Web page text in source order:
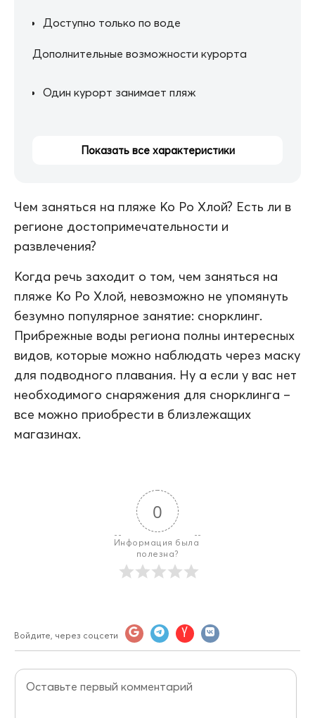
Доступно только по воде
Дополнительные возможности курорта
Один курорт занимает пляж
Показать все характеристики
Чем заняться на пляже Ко Ро Хлой? Есть ли в
регионе достопримечательности и
развлечения?
Когда речь заходит о том, чем заняться на
пляже Ко Ро Хлой, невозможно не упомянуть
безумно популярное занятие: снорклинг.
Прибрежные воды региона полны интересных
видов, которые можно наблюдать через маску
для подводного плавания. Ну а если у вас нет
необходимого снаряжения для снорклинга –
все можно приобрести в близлежащих
магазинах.
0
Информация была
полезна?
Войдите, через соцсети